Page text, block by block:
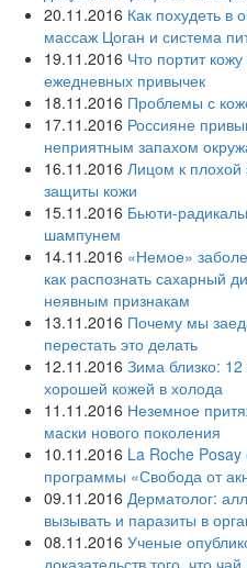
20.11.2016 Как похудеть в
массаж Цоган и система
19.11.2016 Что портит
ежедневных привычек
18.11.2016 Проблемы с
17.11.2016 Россияне
неприятным запахом
16.11.2016 Лицом к плохой
защиты кожи
15.11.2016 Бьюти-
шампунем
14.11.2016 «Немое»
как распознать сахарный
неявным признакам
13.11.2016 Почему мы
перестать это делать
12.11.2016 Зима близко:
хорошей кожей в холода
11.11.2016 Неземное
маски нового поколения
10.11.2016 La Roche Posay
программы «Свобода от
09.11.2016 Дерматолог:
вызывать и паразиты в
08.11.2016 Ученые
доказательств того, что